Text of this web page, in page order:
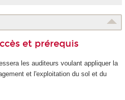
et prérequis
les auditeurs voulant appliquer la
et l'exploitation du sol et du